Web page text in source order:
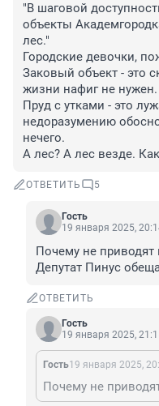
"В шаговой
объекты
лес."
Городские девочки,
Заковый объект - это
жизни нафиг не нужен.
Пруд с утками - это
недоразумению
нечего.
А лес? А лес везде.
ОТВЕТИТЬ 5
Гость
19 января 2025,
Почему не приводят
Депутат Пинус
ОТВЕТИТЬ
Гость
19 января 2025,
Гость19 января 2025,